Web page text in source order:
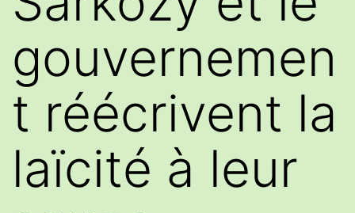
gouvernemen
t réécrivent la
laïcité à leur